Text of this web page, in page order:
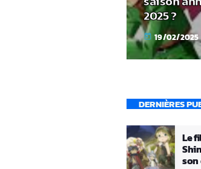
2025 ?
today 19/02/2025
DERNIÈRES
Le
son